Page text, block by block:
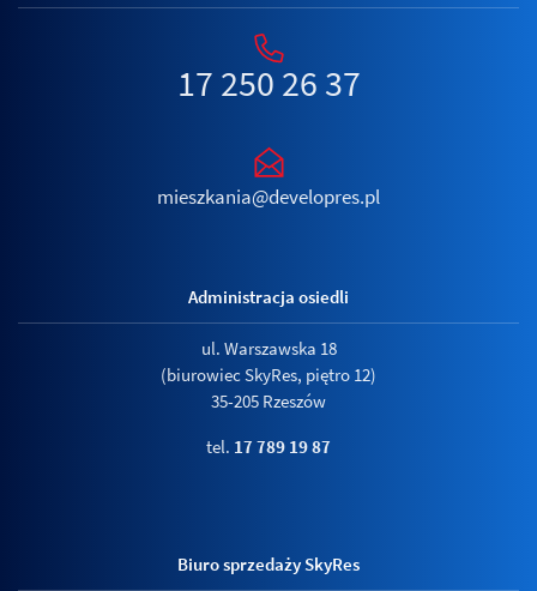
17 250 26 37
mieszkania@developres.pl
Administracja osiedli
ul. Warszawska 18
(biurowiec SkyRes, piętro 12)
35-205 Rzeszów
tel. 17 789 19 87
Biuro sprzedaży SkyRes